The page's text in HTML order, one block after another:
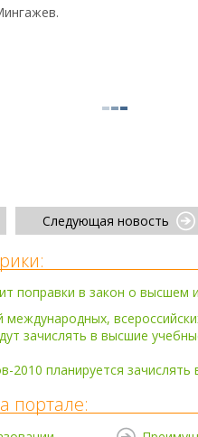
Следующая новость
поправки в закон о высшем
международных,
зачислять в высшие
2010 планируется зачислять
портале: